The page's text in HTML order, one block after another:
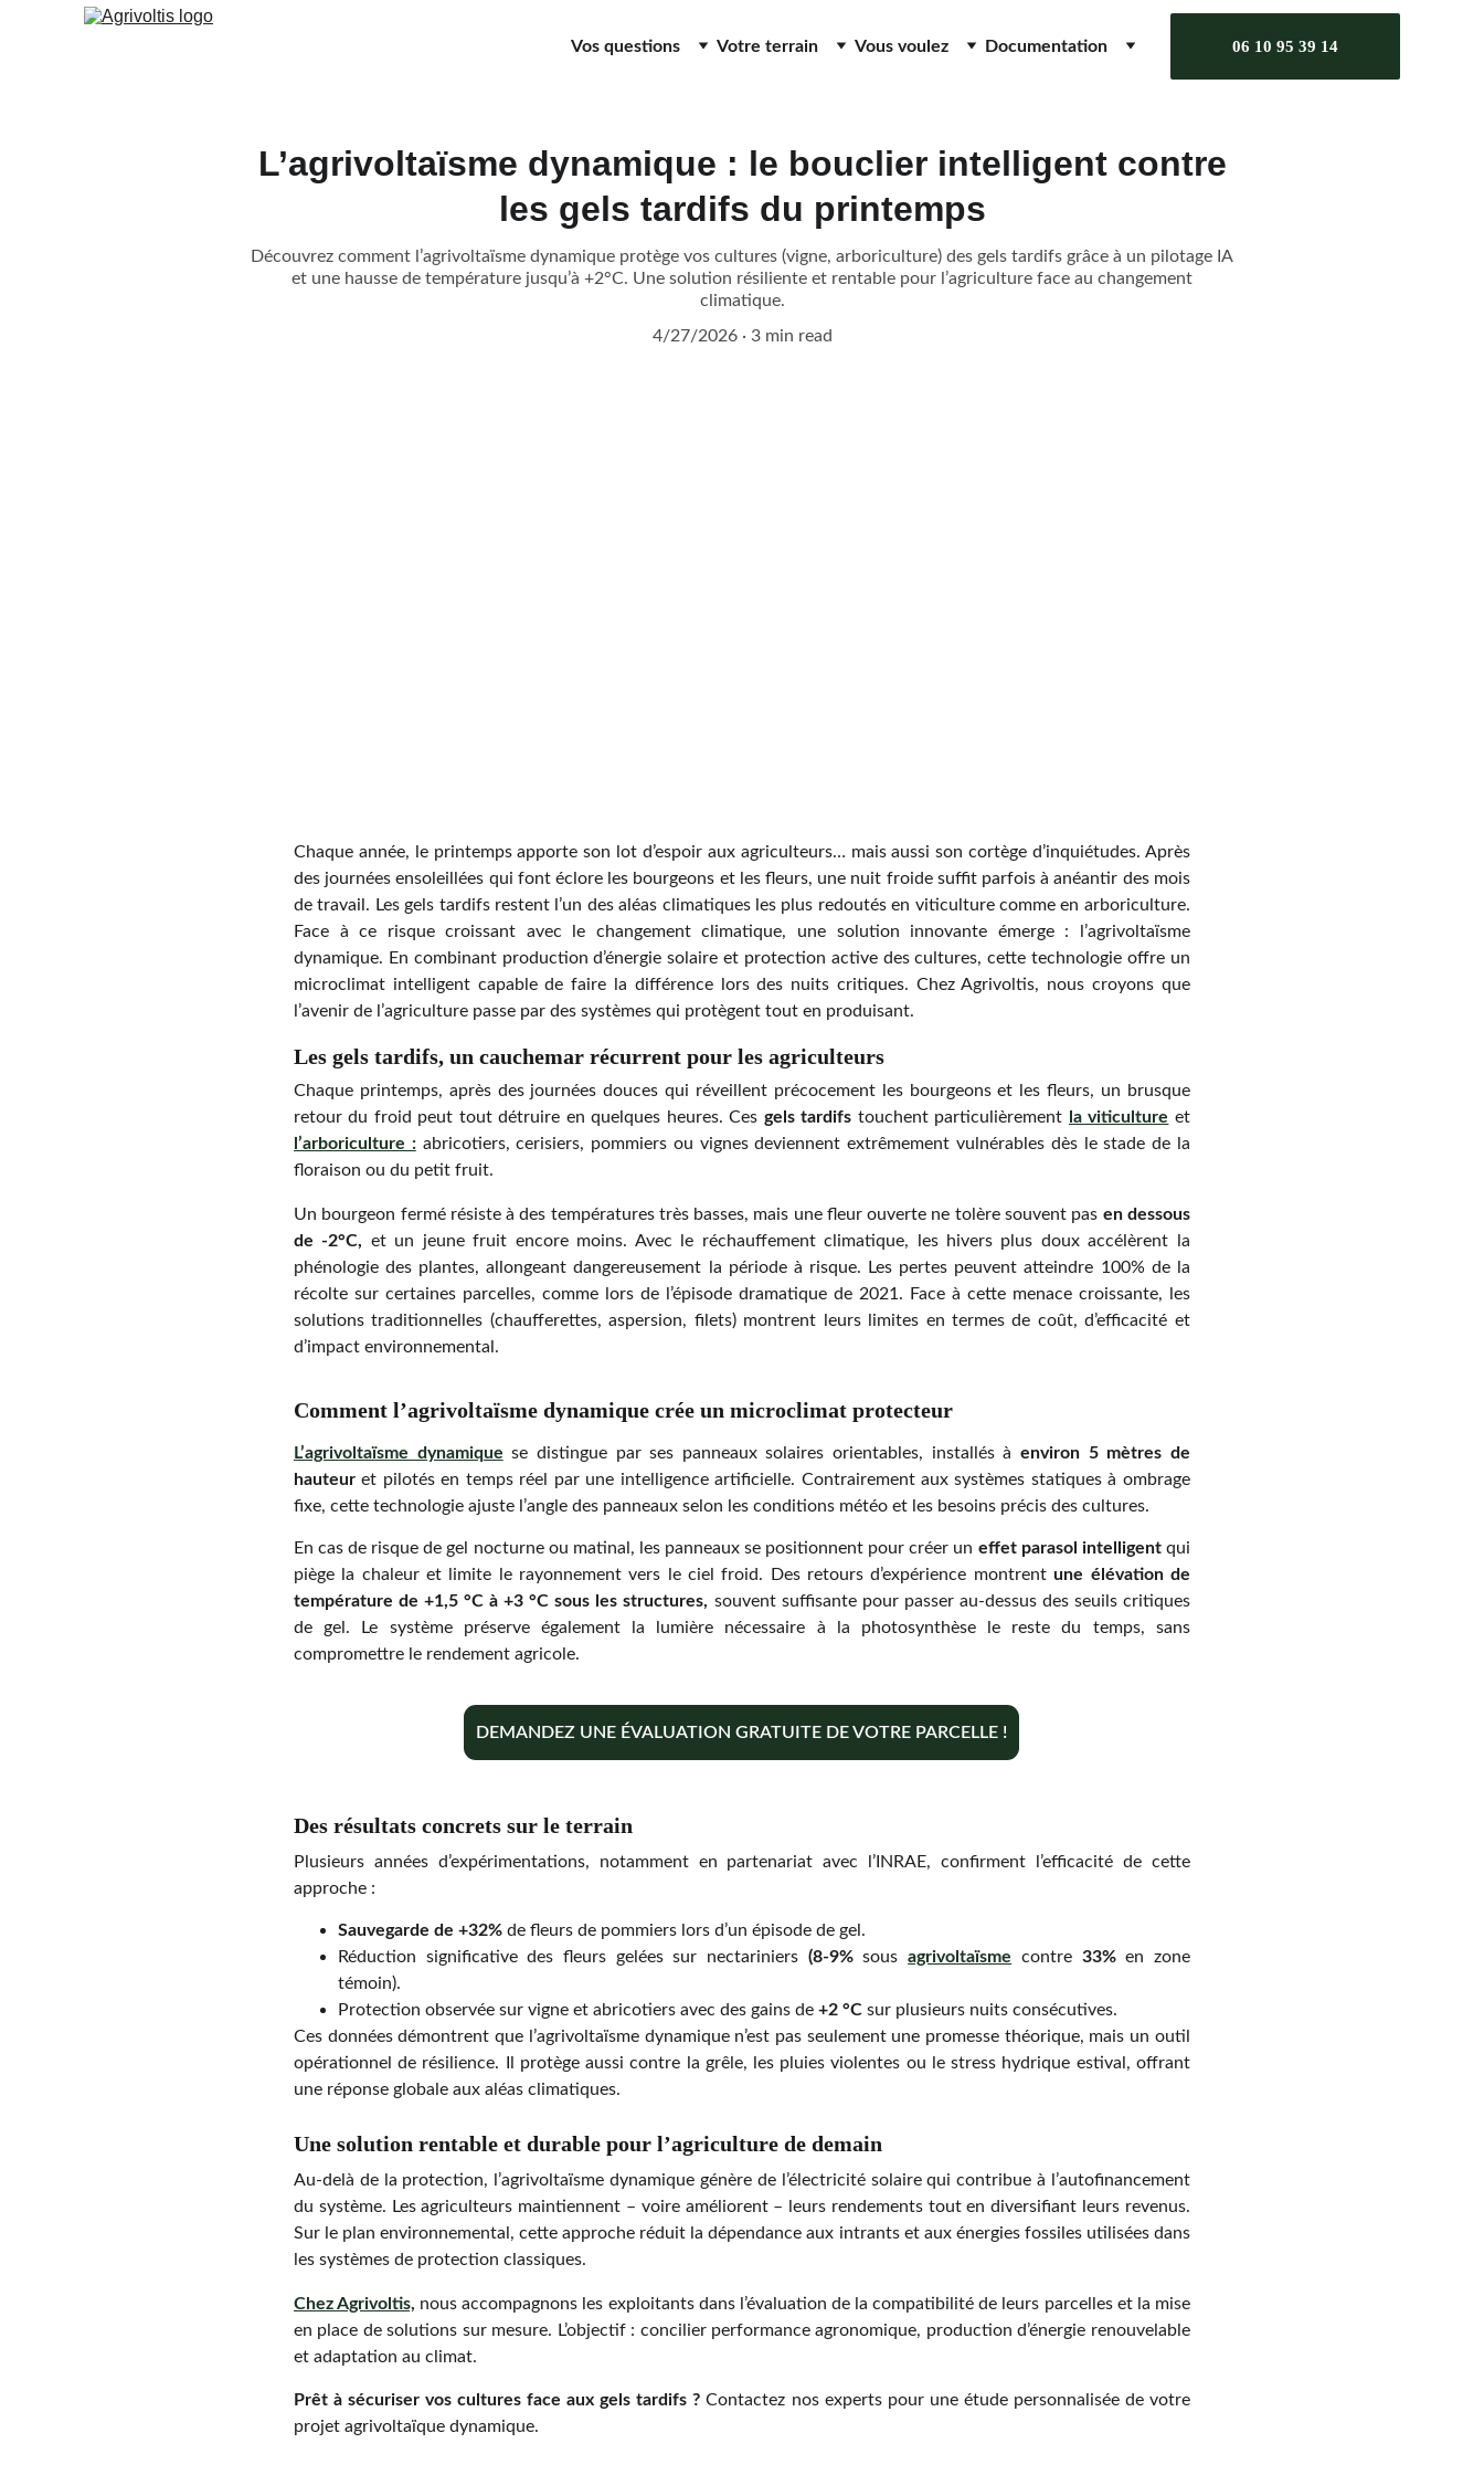
Vos questions Votre terrain Vous voulez Documentation 06 10 95 39 14
L’agrivoltaïsme dynamique : le bouclier intelligent contre
les gels tardifs du printemps
Découvrez comment l’agrivoltaïsme dynamique protège vos cultures (vigne, arboriculture) des gels tardifs grâce à un pilotage IA
et une hausse de température jusqu’à +2°C. Une solution résiliente et rentable pour l’agriculture face au changement
climatique.
4/27/2026
3 min read
Chaque année, le printemps apporte son lot d’espoir aux agriculteurs… mais aussi son cortège d’inquiétudes. Après
des journées ensoleillées qui font éclore les bourgeons et les fleurs, une nuit froide suffit parfois à anéantir des mois
de travail. Les gels tardifs restent l’un des aléas climatiques les plus redoutés en viticulture comme en arboriculture.
Face à ce risque croissant avec le changement climatique, une solution innovante émerge : l’agrivoltaïsme
dynamique. En combinant production d’énergie solaire et protection active des cultures, cette technologie offre un
microclimat intelligent capable de faire la différence lors des nuits critiques. Chez Agrivoltis, nous croyons que
l’avenir de l’agriculture passe par des systèmes qui protègent tout en produisant.
Les gels tardifs, un cauchemar récurrent pour les agriculteurs
Chaque printemps, après des journées douces qui réveillent précocement les bourgeons et les fleurs, un brusque
retour du froid peut tout détruire en quelques heures. Ces gels tardifs touchent particulièrement la viticulture et
l’arboriculture :abricotiers, cerisiers, pommiers ou vignes deviennent extrêmement vulnérables dès le stade de la
floraison ou du petit fruit.
Un bourgeon fermé résiste à des températures très basses, mais une fleur ouverte ne tolère souvent pas en dessous
de -2°C, et un jeune fruit encore moins. Avec le réchauffement climatique, les hivers plus doux accélèrent la
phénologie des plantes, allongeant dangereusement la période à risque. Les pertes peuvent atteindre 100% de la
récolte sur certaines parcelles, comme lors de l’épisode dramatique de 2021. Face à cette menace croissante, les
solutions traditionnelles (chaufferettes, aspersion, filets) montrent leurs limites en termes de coût, d’efficacité et
d’impact environnemental.
Comment l’agrivoltaïsme dynamique crée un microclimat protecteur
L’agrivoltaïsme dynamique se distingue par ses panneaux solaires orientables, installés à environ 5 mètres de
hauteuret pilotés en temps réel par une intelligence artificielle. Contrairement aux systèmes statiques à ombrage
fixe, cette technologie ajuste l’angle des panneaux selon les conditions météo et les besoins précis des cultures.
En cas de risque de gel nocturne ou matinal, les panneaux se positionnent pour créer un effet parasol intelligentqui
piège la chaleur et limite le rayonnement vers le ciel froid. Des retours d’expérience montrentune élévation de
température de +1,5 °C à +3 °C sous les structures, souvent suffisante pour passer au-dessus des seuils critiques
de gel. Le système préserve également la lumière nécessaire à la photosynthèse le reste du temps, sans
compromettre le rendement agricole.
DEMANDEZ UNE ÉVALUATION GRATUITE DE VOTRE PARCELLE !
Des résultats concrets sur le terrain
Plusieurs années d’expérimentations, notamment en partenariat avec l’INRAE, confirment l’efficacité de cette
approche :
Sauvegarde de +32%de fleurs de pommiers lors d’un épisode de gel.
Réduction significative des fleurs gelées sur nectariniers (8-9%sousagrivoltaïsme contre 33%en zone
témoin).
Protection observée sur vigne et abricotiers avec des gains de +2 °Csur plusieurs nuits consécutives.
Ces données démontrent que l’agrivoltaïsme dynamique n’est pas seulement une promesse théorique, mais un outil
opérationnel de résilience. Il protège aussi contre la grêle, les pluies violentes ou le stress hydrique estival, offrant
une réponse globale aux aléas climatiques.
Une solution rentable et durable pour l’agriculture de demain
Au-delà de la protection, l’agrivoltaïsme dynamique génère de l’électricité solaire qui contribue à l’autofinancement
du système. Les agriculteurs maintiennent – voire améliorent – leurs rendements tout en diversifiant leurs revenus.
Sur le plan environnemental, cette approche réduit la dépendance aux intrants et aux énergies fossiles utilisées dans
les systèmes de protection classiques.
Chez Agrivoltis, nous accompagnons les exploitants dans l’évaluation de la compatibilité de leurs parcelles et la mise
en place de solutions sur mesure. L’objectif : concilier performance agronomique, production d’énergie renouvelable
et adaptation au climat.
Prêt à sécuriser vos cultures face aux gels tardifs ? Contactez nos experts pour une étude personnalisée de votre
projet agrivoltaïque dynamique.